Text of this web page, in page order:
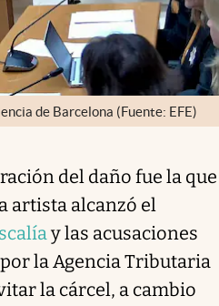
de Barcelona (Fuente: EFE)
del daño fue la que
artista alcanzó el
y las acusaciones
la Agencia Tributaria
la cárcel, a cambio